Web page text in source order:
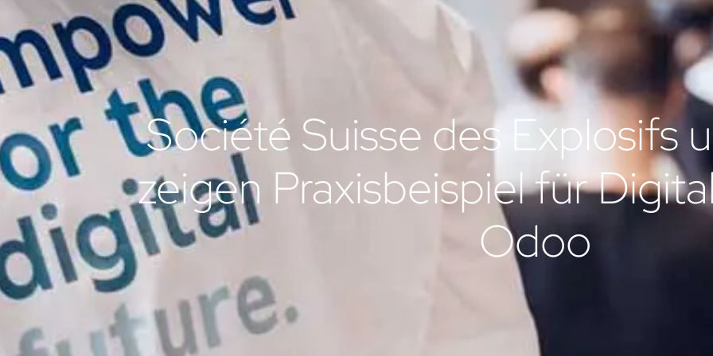
Société Suisse des Explosifs
zeigen Praxisbeispiel für
Odoo